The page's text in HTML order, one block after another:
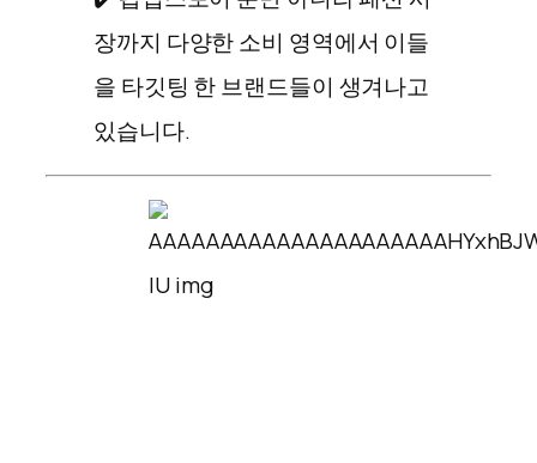
장까지 다양한 소비 영역에서 이들
을 타깃팅 한 브랜드들이 생겨나고
있습니다.